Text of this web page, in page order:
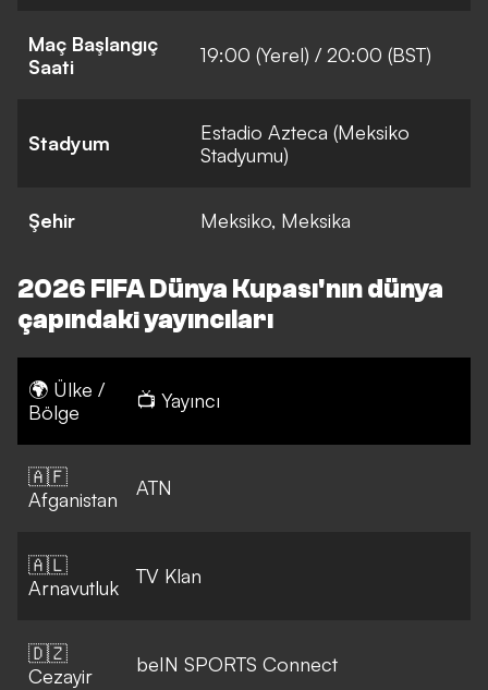
Maç Başlangıç
Saati
19:00 (Yerel) / 20:00 (BST)
Stadyum
Estadio Azteca (Meksiko
Stadyumu)
Şehir Meksiko, Meksika
2026 FIFA Dünya Kupası'nın dünya
çapındaki yayıncıları
🌍 Ülke /
Bölge
📺 Yayıncı
🇦🇫
Afganistan
ATN
🇦🇱
Arnavutluk
TV Klan
🇩🇿
Cezayir
beIN SPORTS Connect